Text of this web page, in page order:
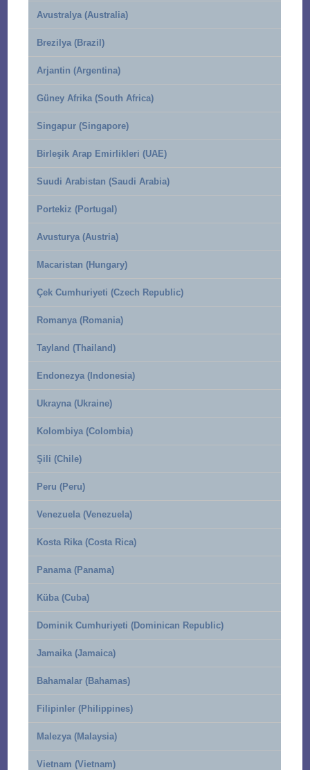
Avustralya (Australia)
Brezilya (Brazil)
Arjantin (Argentina)
Güney Afrika (South Africa)
Singapur (Singapore)
Birleşik Arap Emirlikleri (UAE)
Suudi Arabistan (Saudi Arabia)
Portekiz (Portugal)
Avusturya (Austria)
Macaristan (Hungary)
Çek Cumhuriyeti (Czech Republic)
Romanya (Romania)
Tayland (Thailand)
Endonezya (Indonesia)
Ukrayna (Ukraine)
Kolombiya (Colombia)
Şili (Chile)
Peru (Peru)
Venezuela (Venezuela)
Kosta Rika (Costa Rica)
Panama (Panama)
Küba (Cuba)
Dominik Cumhuriyeti (Dominican Republic)
Jamaika (Jamaica)
Bahamalar (Bahamas)
Filipinler (Philippines)
Malezya (Malaysia)
Vietnam (Vietnam)